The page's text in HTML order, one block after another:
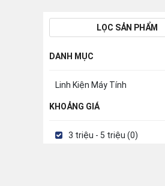
LỌC SẢN PHẨM
DANH MỤC
Linh Kiện Máy Tính
KHOẢNG GIÁ
3 triệu - 5 triệu (0)